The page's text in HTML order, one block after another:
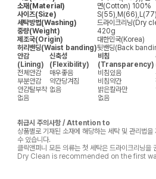
소재(Material)
면(Cotton) 100%
사이즈(Size)
S(55),M(66),L(77)
세탁방법(Washing)
드라이크리닝(Dry
중량(Weight)
420g
제조국(Origin)
대한민국(Korea)
허리밴딩(Waist banding)뒷밴딩(Back
안감
(Lining)
신축성
(Flexibility)
비침
(Transparency)
전체안감
매우좋음 비침있음
부분안감
약간당겨짐 비침약간
안감탈부착 없음 밝은칼라만
없음
없음
취급시 주의사항 / Attention to
상품별로 기재된 소재에 해당하는 세탁 및 관리법
수 있습니다.
클릭앤퍼니 모든 의류는 첫 세탁은 드라이크리닝을
Dry Clean is recommended on the first